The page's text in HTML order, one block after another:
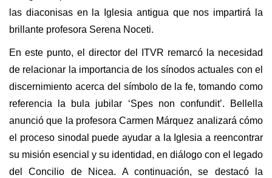
las diaconisas en la Iglesia antigua que nos impartirá la
brillante profesora Serena Noceti.
En este punto, el director del ITVR remarcó la necesidad
de relacionar la importancia de los sínodos actuales con el
discernimiento acerca del símbolo de la fe, tomando como
referencia la bula jubilar ‘Spes non confundit’. Bellella
anunció que la profesora Carmen Márquez analizará cómo
el proceso sinodal puede ayudar a la Iglesia a reencontrar
su misión esencial y su identidad, en diálogo con el legado
del Concilio de Nicea. A continuación, se destacó la